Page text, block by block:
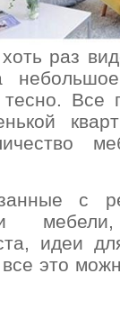
раз
Все
с
идеи
это